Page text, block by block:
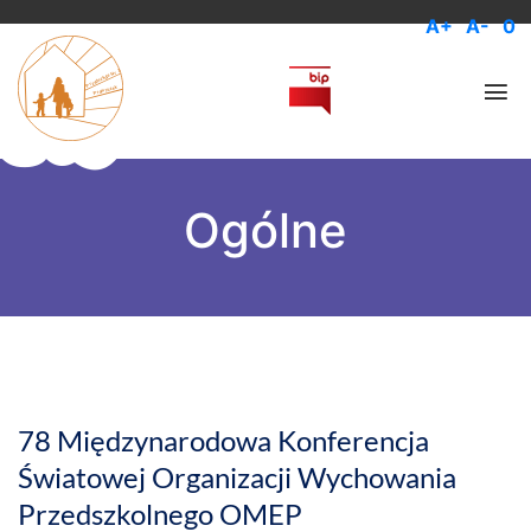
A+ A- 0
Ogólne
78 Międzynarodowa Konferencja
Światowej Organizacji Wychowania
Przedszkolnego OMEP